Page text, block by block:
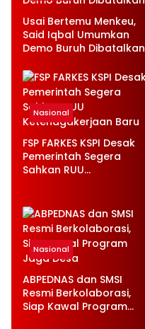
Usai Bertemu Menkeu,
Said Iqbal Umumkan
Demo Buruh Dibatalkan
Nasional
FSP FARKES KSPI Desak
Pemerintah Segera
Sahkan RUU
Nasional
ABPEDNAS dan SMSI
Resmi Berkolaborasi,
Siap Kawal Program